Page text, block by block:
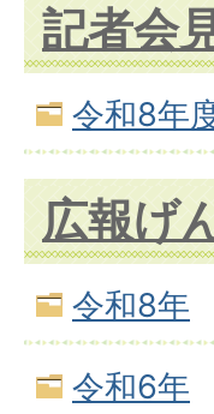
記者会
令和8年
広報げ
令和8年
令和6年